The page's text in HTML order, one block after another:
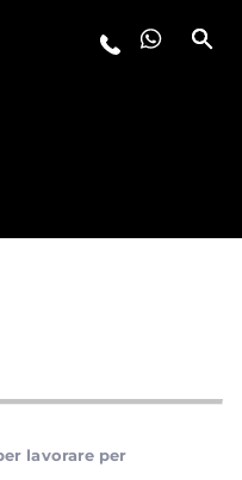
lavorare per